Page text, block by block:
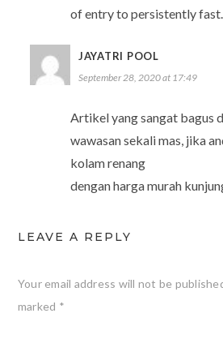
of entry to persistently fast.
JAYATRI POOL
September 28, 2020 at 17:49
Artikel yang sangat bagus
wawasan sekali mas, jika
kolam renang
dengan harga murah
LEAVE A REPLY
Your email address will not be
marked *